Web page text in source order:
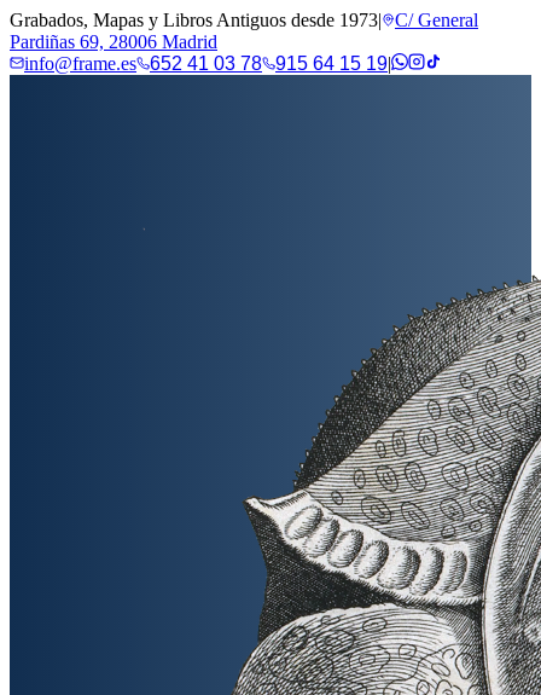
Grabados, Mapas y Libros Antiguos desde 1973|
C/ General
Pardiñas 69, 28006 Madrid
info@frame.es
652 41 03 78 915 64 15 19|